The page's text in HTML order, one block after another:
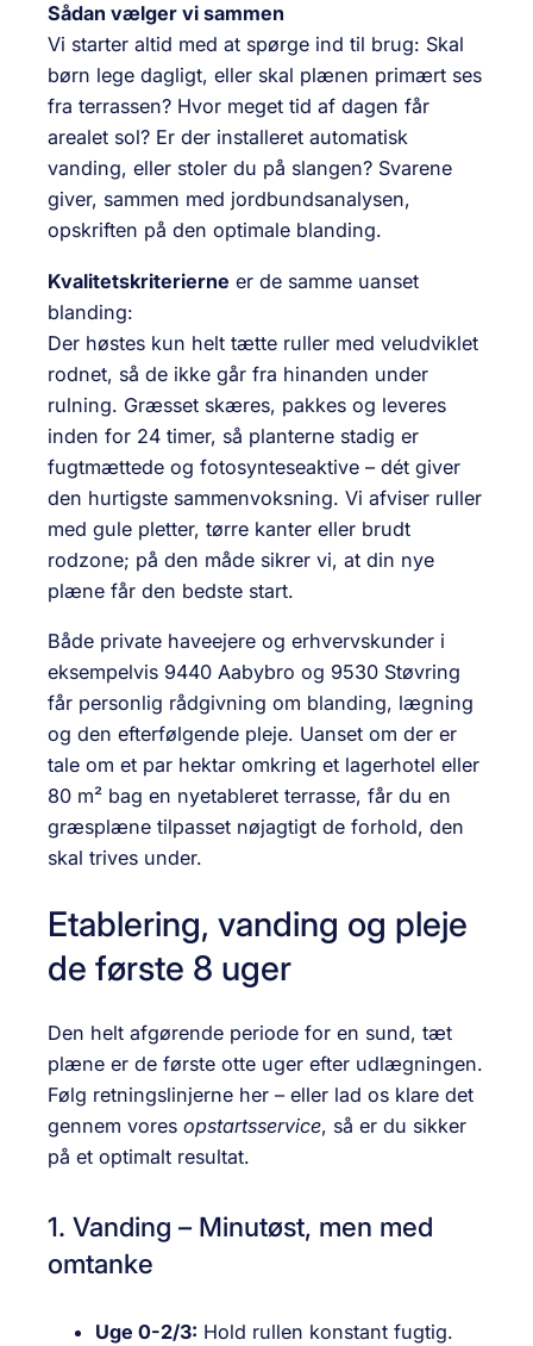
Sådan vælger vi sammen
Vi starter altid med at spørge ind til brug: Skal
børn lege dagligt, eller skal plænen primært ses
fra terrassen? Hvor meget tid af dagen får
arealet sol? Er der installeret automatisk
vanding, eller stoler du på slangen? Svarene
giver, sammen med jordbundsanalysen,
opskriften på den optimale blanding.
Kvalitetskriterierne er de samme uanset
blanding:
Der høstes kun helt tætte ruller med veludviklet
rodnet, så de ikke går fra hinanden under
rulning. Græsset skæres, pakkes og leveres
inden for 24 timer, så planterne stadig er
fugtmættede og fotosynteseaktive – dét giver
den hurtigste sammenvoksning. Vi afviser ruller
med gule pletter, tørre kanter eller brudt
rodzone; på den måde sikrer vi, at din nye
plæne får den bedste start.
Både private haveejere og erhvervskunder i
eksempelvis 9440 Aabybro og 9530 Støvring
får personlig rådgivning om blanding, lægning
og den efterfølgende pleje. Uanset om der er
tale om et par hektar omkring et lagerhotel eller
80 m² bag en nyetableret terrasse, får du en
græsplæne tilpasset nøjagtigt de forhold, den
skal trives under.
Etablering, vanding og pleje
de første 8 uger
Den helt afgørende periode for en sund, tæt
plæne er de første otte uger efter udlægningen.
Følg retningslinjerne her – eller lad os klare det
gennem vores opstartsservice, så er du sikker
på et optimalt resultat.
1. Vanding – Minutøst, men med
omtanke
Uge 0-2/3: Hold rullen konstant fugtig.